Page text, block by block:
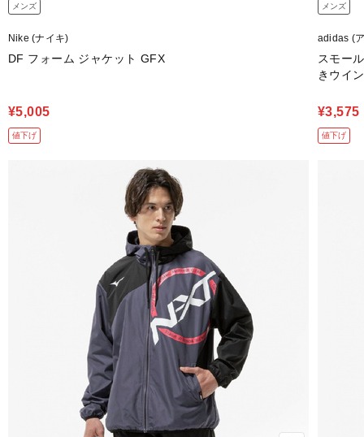
メンズ
Nike (ナイキ)
DF フォーム ジャケット GFX
¥5,005
値下げ
メンズ
adidas (
スモー
きウイ
¥3,575
値下げ